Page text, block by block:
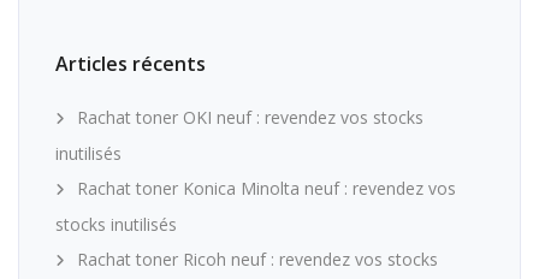
Articles récents
Rachat toner OKI neuf : revendez vos stocks
inutilisés
Rachat toner Konica Minolta neuf : revendez vos
stocks inutilisés
Rachat toner Ricoh neuf : revendez vos stocks